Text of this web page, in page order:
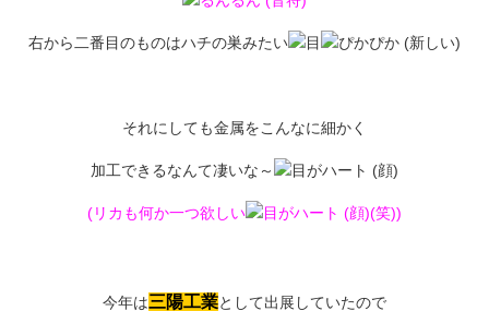
右から二番目のものはハチの巣みたい
それにしても金属をこんなに細かく
加工できるなんて凄いな～
(リカも何か一つ欲しい (笑))
今年は三陽工業として出展していたので